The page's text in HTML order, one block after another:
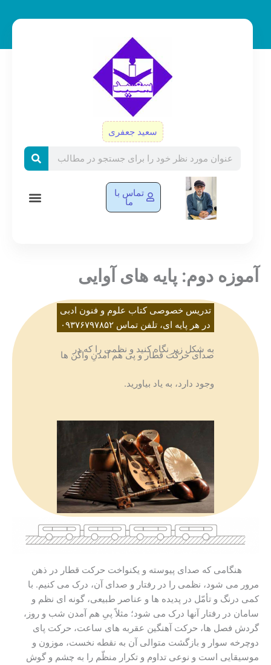
سعید جعفری
تماس با
ما
آموزه دوم: پایه های آوایی
تدریس خصوصی کتاب علوم و فنون ادبی
در هر پایه ای، تلفن تماس ۰۹۳۷۶۷۹۷۸۵۲
به شکل زیر نگاه کنید و نظمی را که در
صدای حرکت قطار و پی هم آمدنِ واگن ها
وجود دارد، به یاد بیاورید.
هنگامی که صدای پیوسته و یکنواخت حرکت قطار در ذهن
مرور می شود، نظمی را در رفتار و صدای آن، درک می کنیم. با
کمی درنگ و تأمّل در پدیده ها و عناصر طبیعی، گونه ای نظم و
سامان در رفتار آنها درک می شود؛ مثلاً پیِ هم آمدن شب و روز،
گردش فصل ها، حرکت آهنگین عقربه های ساعت، حرکت پای
دوچرخه سوار و بازگشت متوالی آن به نقطه نخست، موزون و
موسیقایی است و نوعی تداوم و تکرار منظّم را به چشم و گوش